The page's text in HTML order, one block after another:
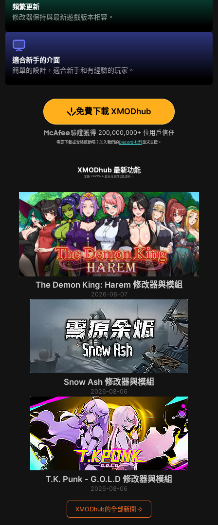
頻繁更新
修改器保持與最新遊戲版本相容。
適合新手的介面
簡單的設計，適合新手和有經驗的玩家。
免費下載 XMODhub
驗證獲得 200,000,000+ 位用戶信任
需要下載或安裝幫助嗎？加入我們的Discord 社群尋求支援。
XMODhub 最新功能
掌握 XMODhub 最新消息與功能更新。
The Demon King: Harem 修改器與模組
2026-08-07
Snow Ash 修改器與模組
2026-08-06
T.K. Punk - G.O.L.D 修改器與模組
2026-08-06
XMODhub的全部新聞